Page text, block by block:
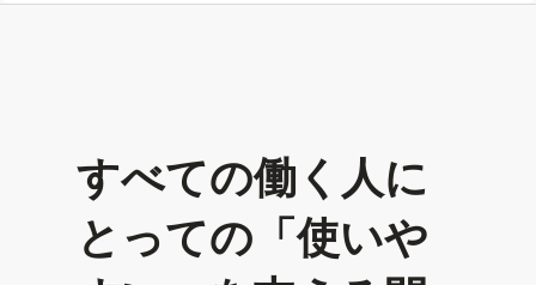
すべての働く人に
とっての「使いや